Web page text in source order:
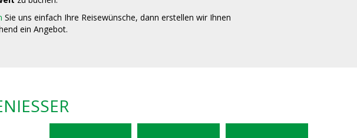
Sie uns einfach Ihre Reisewünsche, dann erstellen wir Ihnen
ein Angebot.